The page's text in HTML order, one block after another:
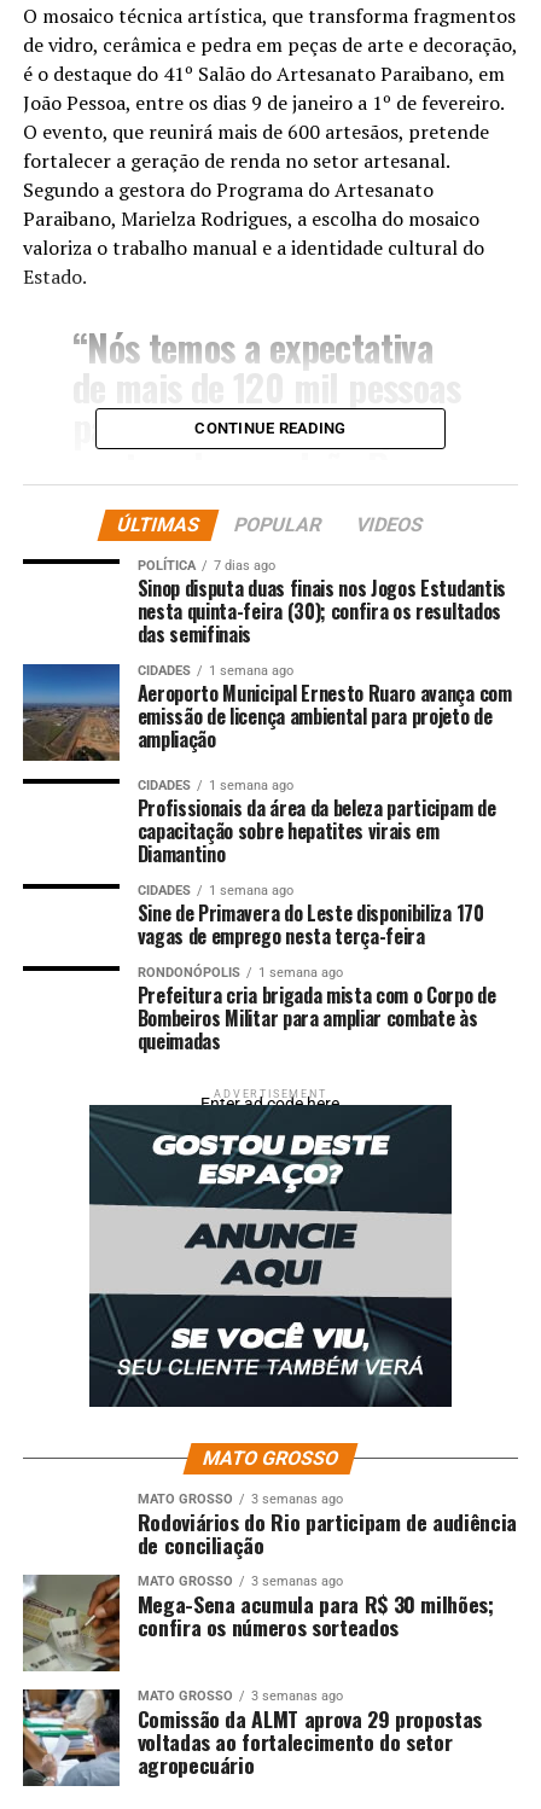
O mosaico técnica artística, que transforma fragmentos
de vidro, cerâmica e pedra em peças de arte e decoração,
é o destaque do 41º Salão do Artesanato Paraibano, em
João Pessoa, entre os dias 9 de janeiro a 1º de fevereiro.
O evento, que reunirá mais de 600 artesãos, pretende
fortalecer a geração de renda no setor artesanal.
Segundo a gestora do Programa do Artesanato
Paraibano, Marielza Rodrigues, a escolha do mosaico
valoriza o trabalho manual e a identidade cultural do
Estado.
“Nós temos a expectativa
de mais de 120 mil pessoas
passarem no evento, que a
gente sabe que João Pessoa
hoje vive o melhor
momento turístico. Todos
os hotéis estão lotados,
todas as companhias
aéreas com voos lotados. A
gente espera que mais de
120 mil pessoas passem
por aqui. São 6 mil metros
de área construída, toda
climatizada, como vocês
estão vendo, com ar-
condicionado, bebedouro,
os áudios ao longo do
percurso, para que não só o
artesão, mas como
visitante e o turista não
passem cedo nesse calor
enorme. Então, a gente está
preparando com muito
carinho para recebê-los.”
Além da feira, parte da programação inclui ainda um
desfile de moda marcado para o dia 31 de janeiro, que
será conduzido pelo estilista Ronaldo Fraga. Para a
desta edição, o evento lança luz sobre seu projeto social.
“O meu trabalho, ele se
destacou em João Pessoa,
porque foi um trabalho
social que eu tive há 19
anos atrás, com crianças
carentes e menores
infratores. Então, essas
CONTINUE READING
ÚLTIMAS POPULAR VIDEOS
POLÍTICA 7 dias ago
Sinop disputa duas finais nos Jogos Estudantis
nesta quinta-feira (30); confira os resultados
das semifinais
CIDADES 1 semana ago
Aeroporto Municipal Ernesto Ruaro avança com
emissão de licença ambiental para projeto de
ampliação
CIDADES 1 semana ago
Profissionais da área da beleza participam de
capacitação sobre hepatites virais em
Diamantino
CIDADES 1 semana ago
Sine de Primavera do Leste disponibiliza 170
vagas de emprego nesta terça-feira
RONDONÓPOLIS 1 semana ago
Prefeitura cria brigada mista com o Corpo de
Bombeiros Militar para ampliar combate às
queimadas
ADVERTISEMENT
Enter ad code here
MATO GROSSO
MATO GROSSO 3 semanas ago
Rodoviários do Rio participam de audiência
de conciliação
MATO GROSSO 3 semanas ago
Mega-Sena acumula para R$ 30 milhões;
confira os números sorteados
MATO GROSSO 3 semanas ago
Comissão da ALMT aprova 29 propostas
voltadas ao fortalecimento do setor
agropecuário